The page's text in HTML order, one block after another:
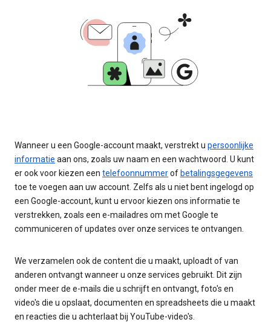
Wanneer u een Google-account maakt, verstrekt u persoonlijke
informatie aan ons, zoals uw naam en een wachtwoord. U kunt
er ook voor kiezen een telefoonnummerof betalingsgegevens
toe te voegen aan uw account. Zelfs als u niet bent ingelogd op
een Google-account, kunt u ervoor kiezen ons informatie te
verstrekken, zoals een e-mailadres om met Google te
communiceren of updates over onze services te ontvangen.
We verzamelen ook de content die u maakt, uploadt of van
anderen ontvangt wanneer u onze services gebruikt. Dit zijn
onder meer de e-mails die u schrijft en ontvangt, foto's en
video's die u opslaat, documenten en spreadsheets die u maakt
en reacties die u achterlaat bij YouTube-video's.